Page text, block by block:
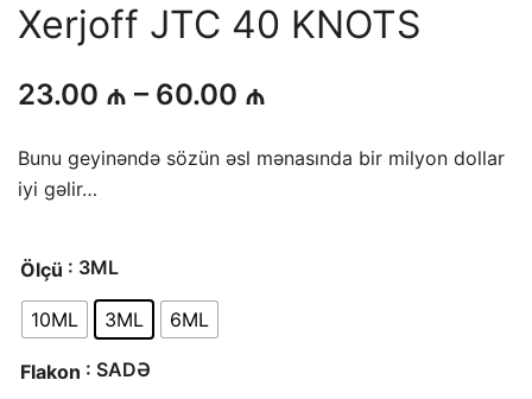
Xerjoff JTC 40 KNOTS
23.00 ₼ – 60.00 ₼
Bunu geyinəndə sözün əsl mənasında bir milyon dollar
iyi gəlir…
Ölçü : 3ML
10ML 3ML 6ML
Flakon : SADƏ